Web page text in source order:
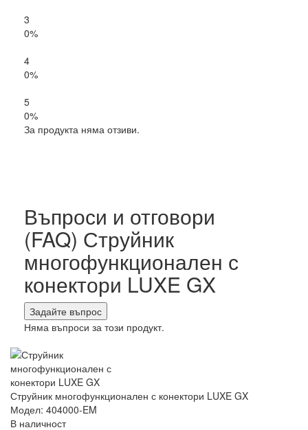
3
0%
4
0%
5
0%
За продукта няма отзиви.
Въпроси и отговори
(FAQ) Струйник
многофункционален с
конектори LUXE GX
Задайте въпрос
Няма въпроси за този продукт.
Струйник многофункционален с конектори LUXE GX
Модел: 404000-EM
В наличност